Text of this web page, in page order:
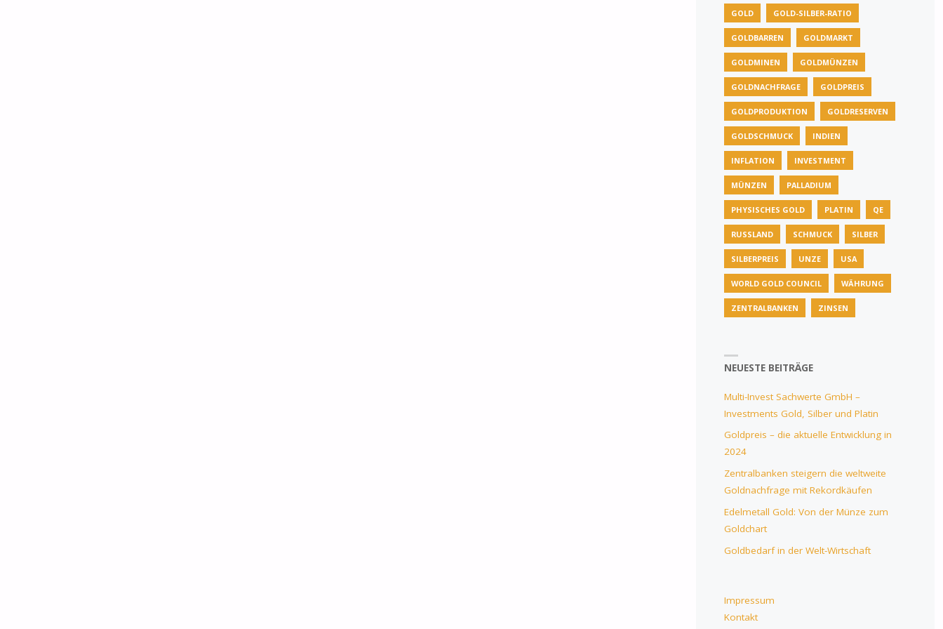
GOLD GOLD-SILBER-RATIO
GOLDBARREN GOLDMARKT
GOLDMINEN GOLDMÜNZEN
GOLDNACHFRAGE GOLDPREIS
GOLDPRODUKTION GOLDRESERVEN
GOLDSCHMUCK INDIEN
INFLATION INVESTMENT
MÜNZEN PALLADIUM
PHYSISCHES GOLD PLATIN QE
RUSSLAND SCHMUCK SILBER
SILBERPREIS UNZE USA
WORLD GOLD COUNCIL WÄHRUNG
ZENTRALBANKEN ZINSEN
NEUESTE BEITRÄGE
Multi-Invest Sachwerte GmbH –
Investments Gold, Silber und Platin
Goldpreis – die aktuelle Entwicklung in
2024
Zentralbanken steigern die weltweite
Goldnachfrage mit Rekordkäufen
Edelmetall Gold: Von der Münze zum
Goldchart
Goldbedarf in der Welt-Wirtschaft
Impressum
Kontakt